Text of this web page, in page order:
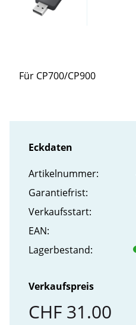
Für CP700/CP900
Eckdaten
Artikel­nummer:
Garantiefrist:
Verkaufs­start:
EAN:
Lager­bestand:
Verkaufspreis
CHF 31.00